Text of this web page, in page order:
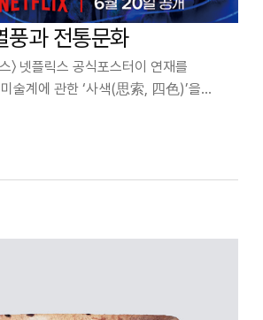
풍과 전통문화
〉 넷플릭스 공식포스터이 연재를
술계에 관한 ‘사색(思索, 四色)’을
서 ‘미술사색’이라는 칼럼명을 정했다.